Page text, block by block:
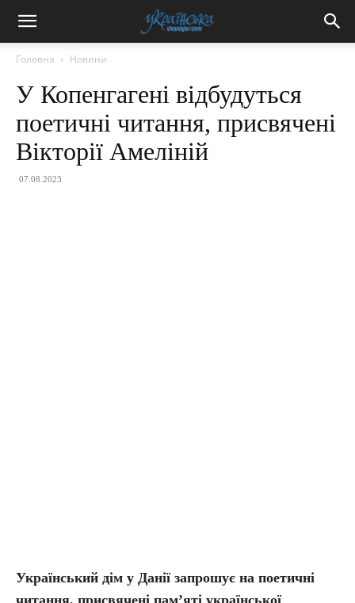
Головна Новини
У Копенгагені відбудуться
поетичні читання, присвячені
Вікторії Амеліній
07.08.2023
Український дім у Данії запрошує на поетичні
читання, присвячені пам’яті української